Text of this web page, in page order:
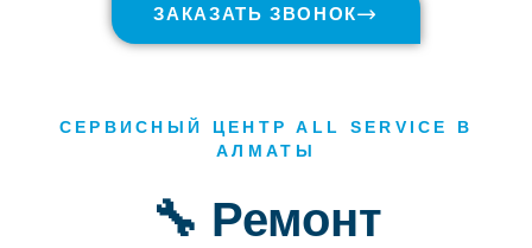
ЗАКАЗАТЬ ЗВОНОК
СЕРВИСНЫЙ ЦЕНТР ALL SERVICE В
АЛМАТЫ
🔧 Ремонт